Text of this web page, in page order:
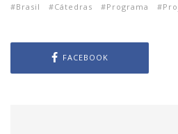
Brasil Cátedras Programa
FACEBOOK